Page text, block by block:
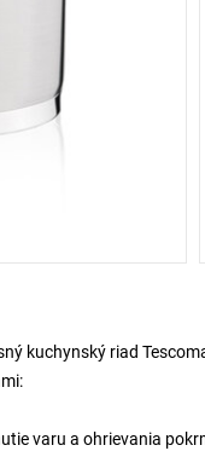
kuchynský riad
varu a ohrievania